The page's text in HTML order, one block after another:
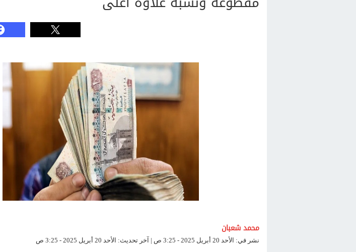
محمد شعبان
نشر في: الأحد 20 أبريل 2025 - 3:25 ص | آخر تحديث: الأحد 20 أبريل 2025 - 3:25 ص